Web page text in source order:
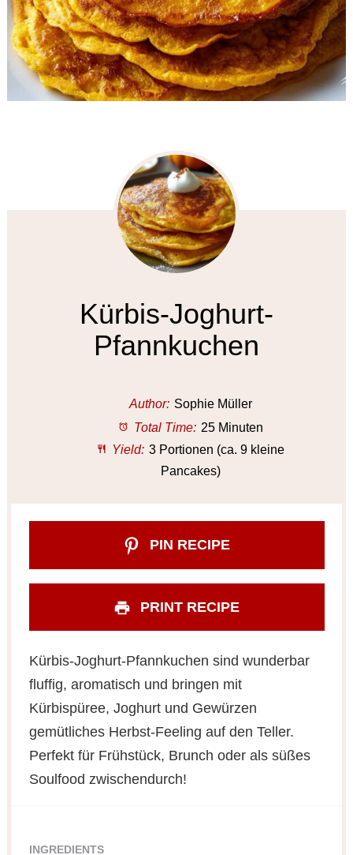
Kürbis-Joghurt-
Pfannkuchen
Author: Sophie Müller
Total Time: 25 Minuten
Yield: 3 Portionen (ca. 9 kleine
Pancakes)
PIN RECIPE
PRINT RECIPE
Kürbis-Joghurt-Pfannkuchen sind wunderbar
fluffig, aromatisch und bringen mit
Kürbispüree, Joghurt und Gewürzen
gemütliches Herbst-Feeling auf den Teller.
Perfekt für Frühstück, Brunch oder als süßes
Soulfood zwischendurch!
INGREDIENTS